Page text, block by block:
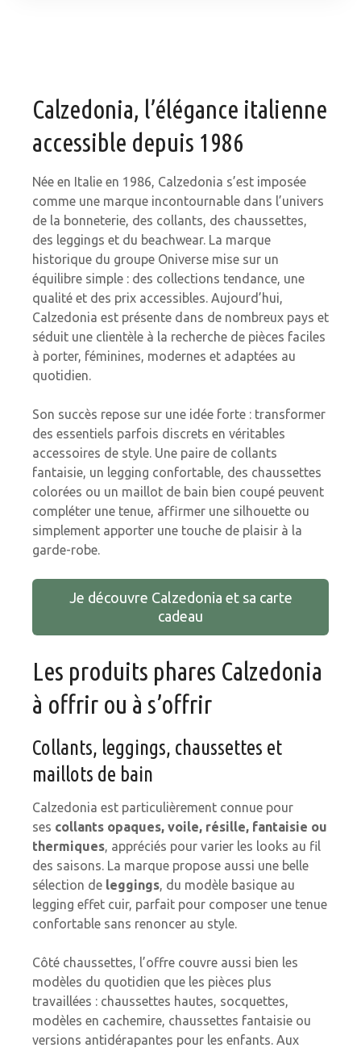
Calzedonia, l’élégance italienne
accessible depuis 1986
Née en Italie en 1986, Calzedonia s’est imposée
comme une marque incontournable dans l’univers
de la bonneterie, des collants, des chaussettes,
des leggings et du beachwear. La marque
historique du groupe Oniverse mise sur un
équilibre simple : des collections tendance, une
qualité et des prix accessibles. Aujourd’hui,
Calzedonia est présente dans de nombreux pays et
séduit une clientèle à la recherche de pièces faciles
à porter, féminines, modernes et adaptées au
quotidien.
Son succès repose sur une idée forte : transformer
des essentiels parfois discrets en véritables
accessoires de style. Une paire de collants
fantaisie, un legging confortable, des chaussettes
colorées ou un maillot de bain bien coupé peuvent
compléter une tenue, affirmer une silhouette ou
simplement apporter une touche de plaisir à la
garde-robe.
Je découvre Calzedonia et sa carte
cadeau
Les produits phares Calzedonia
à offrir ou à s’offrir
Collants, leggings, chaussettes et
maillots de bain
Calzedonia est particulièrement connue pour
ses collants opaques, voile, résille, fantaisie ou
thermiques, appréciés pour varier les looks au fil
des saisons. La marque propose aussi une belle
sélection de leggings, du modèle basique au
legging effet cuir, parfait pour composer une tenue
confortable sans renoncer au style.
Côté chaussettes, l’offre couvre aussi bien les
modèles du quotidien que les pièces plus
travaillées : chaussettes hautes, socquettes,
modèles en cachemire, chaussettes fantaisie ou
versions antidérapantes pour les enfants. Aux